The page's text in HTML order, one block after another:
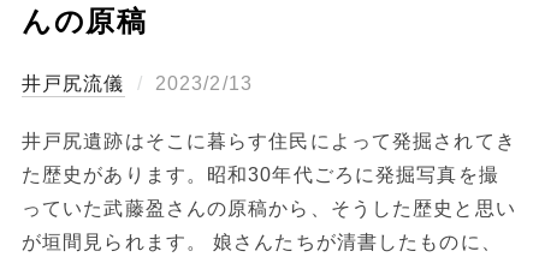
んの原稿
井戸尻流儀
投
日:
2023/2/13
井戸尻遺跡はそこに暮らす住民によって発掘されてき
た歴史があります。昭和30年代ごろに発掘写真を撮
っていた武藤盈さんの原稿から、そうした歴史と思い
が垣間見られます。 娘さんたちが清書したものに、